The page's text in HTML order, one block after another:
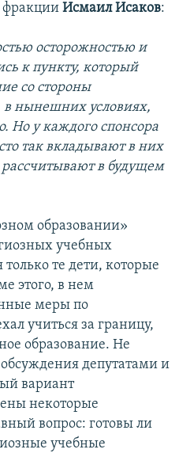
фракции Исмаил Исаков:
осторожностью и
к пункту, который
со стороны
в нынешних условиях,
Но у каждого спонсора
так вкладывают в них
в будущем
образовании»
учебных
те дети, которые
этого, в нем
меры по
учиться за границу,
образование. Не
депутатами и
вариант
некоторые
вопрос: готовы ли
учебные